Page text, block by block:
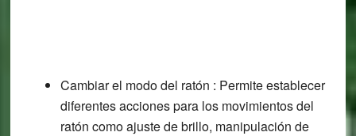
Cambiar el modo del ratón : Permite establecer
diferentes acciones para los movimientos del
ratón como ajuste de brillo, manipulación de